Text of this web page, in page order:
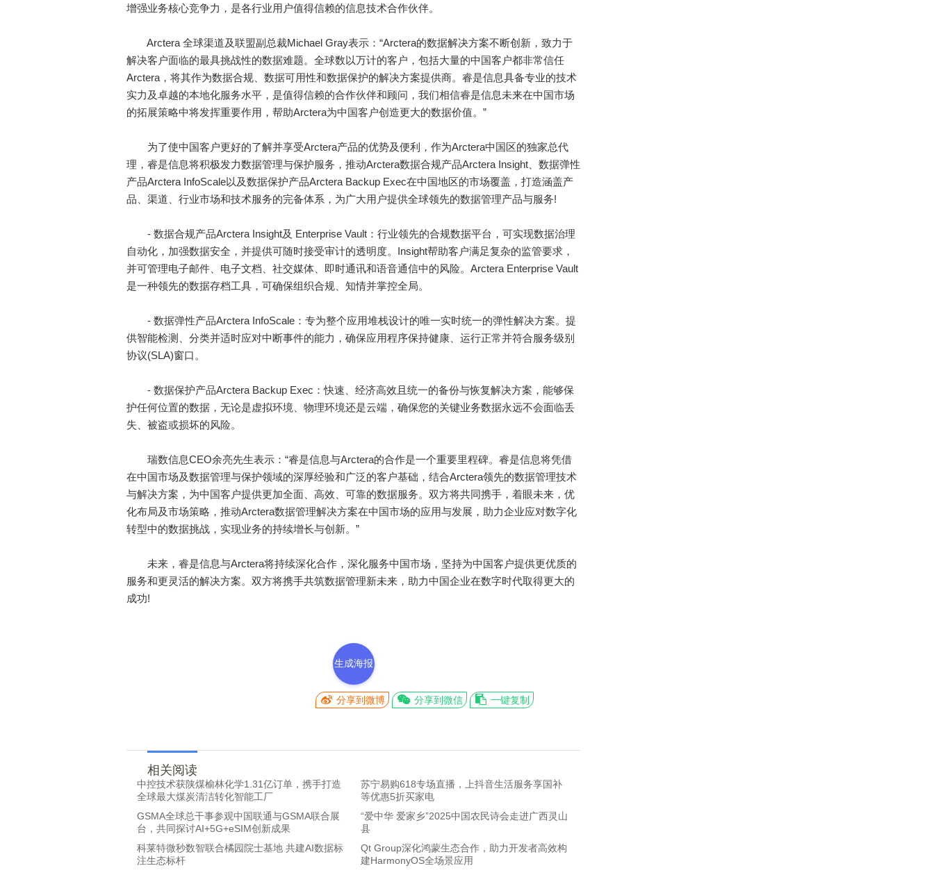
增强业务核心竞争力，是各行业用户值得信赖的信息技术合作伙伴。
Arctera 全球渠道及联盟副总裁Michael Gray表示：“Arctera的数据解决方案不断创新，致力于
解决客户面临的最具挑战性的数据难题。全球数以万计的客户，包括大量的中国客户都非常信任
Arctera，将其作为数据合规、数据可用性和数据保护的解决方案提供商。睿是信息具备专业的技术
实力及卓越的本地化服务水平，是值得信赖的合作伙伴和顾问，我们相信睿是信息未来在中国市场
的拓展策略中将发挥重要作用，帮助Arctera为中国客户创造更大的数据价值。”
为了使中国客户更好的了解并享受Arctera产品的优势及便利，作为Arctera中国区的独家总代
理，睿是信息将积极发力数据管理与保护服务，推动Arctera数据合规产品Arctera Insight、数据弹性
产品Arctera InfoScale以及数据保护产品Arctera Backup Exec在中国地区的市场覆盖，打造涵盖产
品、渠道、行业市场和技术服务的完备体系，为广大用户提供全球领先的数据管理产品与服务!
- 数据合规产品Arctera Insight及 Enterprise Vault：行业领先的合规数据平台，可实现数据治理
自动化，加强数据安全，并提供可随时接受审计的透明度。Insight帮助客户满足复杂的监管要求，
并可管理电子邮件、电子文档、社交媒体、即时通讯和语音通信中的风险。Arctera Enterprise Vault
是一种领先的数据存档工具，可确保组织合规、知情并掌控全局。
- 数据弹性产品Arctera InfoScale：专为整个应用堆栈设计的唯一实时统一的弹性解决方案。提
供智能检测、分类并适时应对中断事件的能力，确保应用程序保持健康、运行正常并符合服务级别
协议(SLA)窗口。
- 数据保护产品Arctera Backup Exec：快速、经济高效且统一的备份与恢复解决方案，能够保
护任何位置的数据，无论是虚拟环境、物理环境还是云端，确保您的关键业务数据永远不会面临丢
失、被盗或损坏的风险。
瑞数信息CEO余亮先生表示：“睿是信息与Arctera的合作是一个重要里程碑。睿是信息将凭借
在中国市场及数据管理与保护领域的深厚经验和广泛的客户基础，结合Arctera领先的数据管理技术
与解决方案，为中国客户提供更加全面、高效、可靠的数据服务。双方将共同携手，着眼未来，优
化布局及市场策略，推动Arctera数据管理解决方案在中国市场的应用与发展，助力企业应对数字化
转型中的数据挑战，实现业务的持续增长与创新。”
未来，睿是信息与Arctera将持续深化合作，深化服务中国市场，坚持为中国客户提供更优质的
服务和更灵活的解决方案。双方将携手共筑数据管理新未来，助力中国企业在数字时代取得更大的
成功!
生成海报
分享到微博 分享到微信 一键复制
相关阅读
中控技术获陕煤榆林化学1.31亿订单，携手打造
全球最大煤炭清洁转化智能工厂
苏宁易购618专场直播，上抖音生活服务享国补
等优惠5折买家电
GSMA全球总干事参观中国联通与GSMA联合展
台，共同探讨AI+5G+eSIM创新成果
“爱中华 爱家乡”2025中国农民诗会走进广西灵山
县
科莱特微秒数智联合橘园院士基地 共建AI数据标
注生态标杆
Qt Group深化鸿蒙生态合作，助力开发者高效构
建HarmonyOS全场景应用